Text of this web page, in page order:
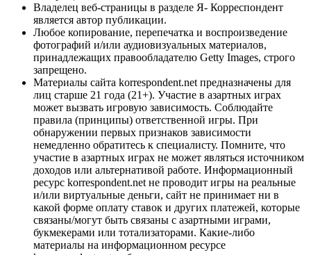
Владелец веб-страницы в разделе Я- Корреспондент
является автор публикации.
Любое копирование, перепечатка и воспроизведение
фотографий и/или аудиовизуальных материалов,
принадлежащих правообладателю Getty Images, строго
запрещено.
Материалы сайта korrespondent.net предназначены для
лиц старше 21 года (21+). Участие в азартных играх
может вызвать игровую зависимость. Соблюдайте
правила (принципы) ответственной игры. При
обнаружении первых признаков зависимости
немедленно обратитесь к специалисту. Помните, что
участие в азартных играх не может являться источником
доходов или альтернативой работе. Информационный
ресурс korrespondent.net не проводит игры на реальные
и/или виртуальные деньги, сайт не принимает ни в
какой форме оплату ставок и других платежей, которые
связаны/могут быть связаны с азартными играми,
букмекерами или тотализаторами. Какие-либо
материалы на информационном ресурсе